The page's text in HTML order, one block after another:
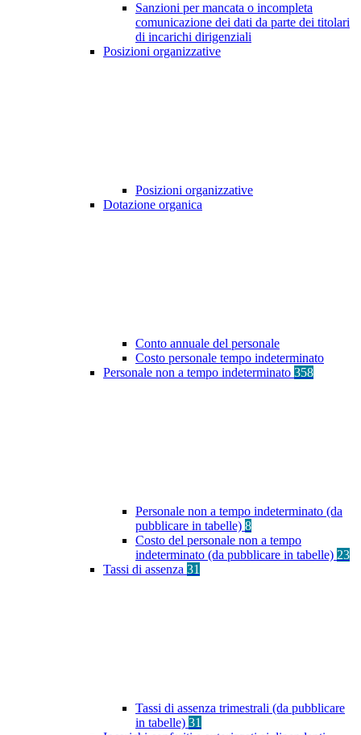
Sanzioni per mancata o incompleta
comunicazione dei dati da parte dei titolari
di incarichi dirigenziali
Posizioni organizzative
Posizioni organizzative
Dotazione organica
Conto annuale del personale
Costo personale tempo indeterminato
Personale non a tempo indeterminato 358
Personale non a tempo indeterminato (da
pubblicare in tabelle) 8
Costo del personale non a tempo
indeterminato (da pubblicare in tabelle) 23
Tassi di assenza 31
Tassi di assenza trimestrali (da pubblicare
in tabelle) 31